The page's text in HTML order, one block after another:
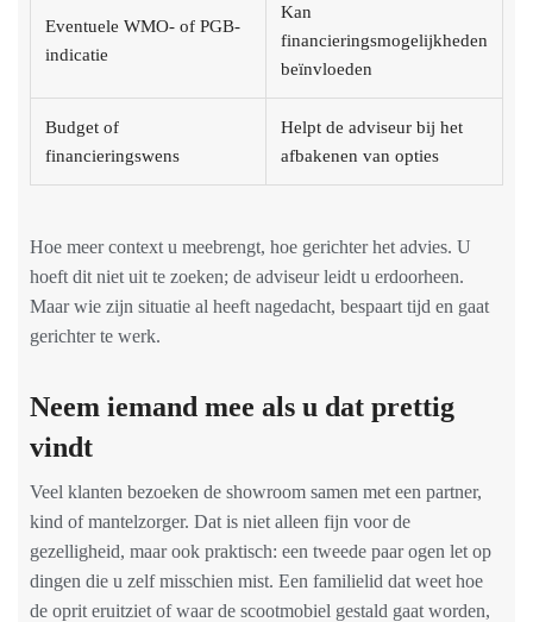
Eventuele WMO- of PGB-
indicatie
Kan
financieringsmogelijkheden
beïnvloeden
Budget of
financieringswens
Helpt de adviseur bij het
afbakenen van opties
Hoe meer context u meebrengt, hoe gerichter het advies. U
hoeft dit niet uit te zoeken; de adviseur leidt u erdoorheen.
Maar wie zijn situatie al heeft nagedacht, bespaart tijd en gaat
gerichter te werk.
Neem iemand mee als u dat prettig
vindt
Veel klanten bezoeken de showroom samen met een partner,
kind of mantelzorger. Dat is niet alleen fijn voor de
gezelligheid, maar ook praktisch: een tweede paar ogen let op
dingen die u zelf misschien mist. Een familielid dat weet hoe
de oprit eruitziet of waar de scootmobiel gestald gaat worden,